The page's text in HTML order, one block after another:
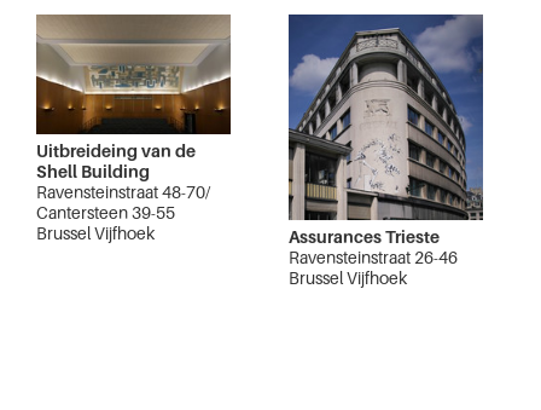
Uitbreideing van de
Shell Building
Ravensteinstraat 48-70/
Cantersteen 39-55
Brussel Vijfhoek
Assurances Trieste
Ravensteinstraat 26-46
Brussel Vijfhoek